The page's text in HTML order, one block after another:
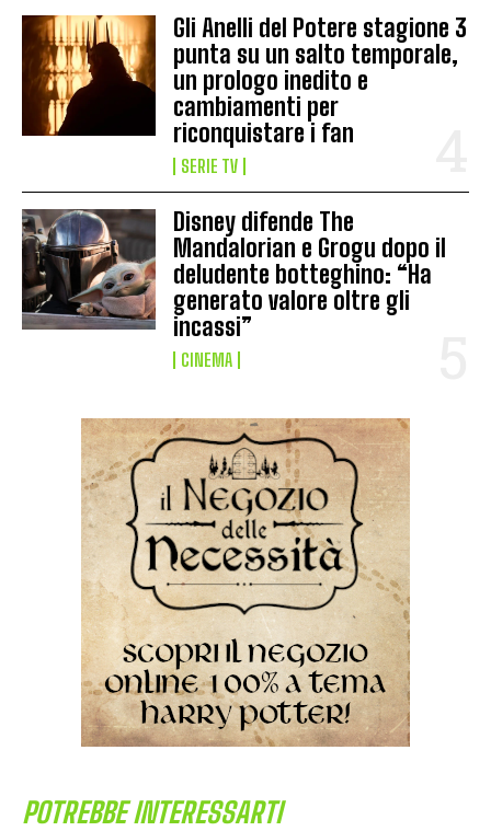
Gli Anelli del Potere stagione 3
punta su un salto temporale,
un prologo inedito e
cambiamenti per
riconquistare i fan
SERIE TV
Disney difende The
Mandalorian e Grogu dopo il
deludente botteghino: “Ha
generato valore oltre gli
incassi”
CINEMA
POTREBBE INTERESSARTI